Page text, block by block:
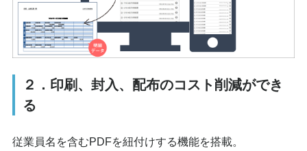
２．印刷、封入、配布のコスト削減ができ
る
従業員名を含むPDFを紐付けする機能を搭載。